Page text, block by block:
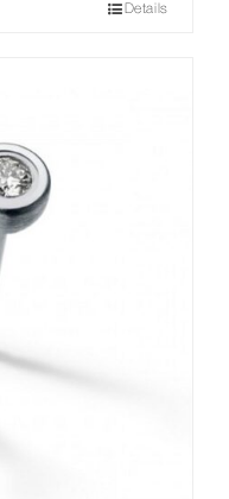
Details